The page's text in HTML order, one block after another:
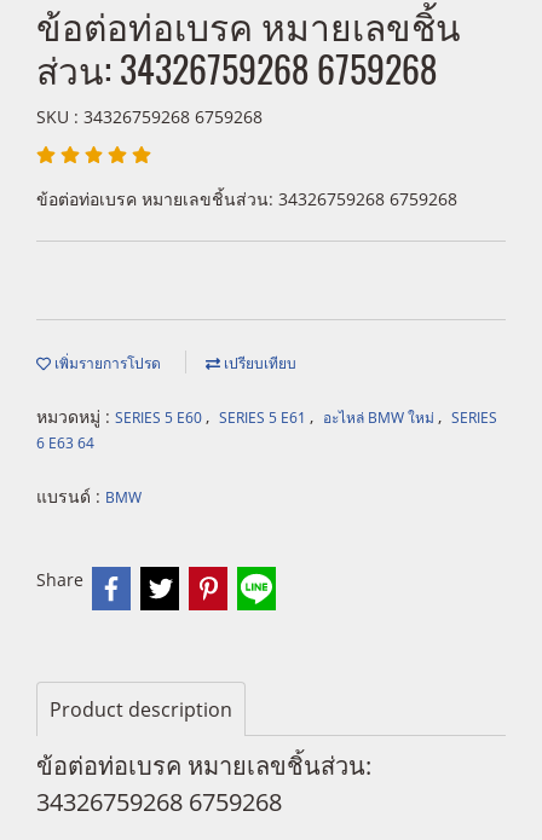
ข้อต่อท่อเบรค หมายเลขชิ้น
ส่วน: 34326759268 6759268
SKU : 34326759268 6759268
ข้อต่อท่อเบรค หมายเลขชิ้นส่วน: 34326759268 6759268
เพิ่มรายการโปรด เปรียบเทียบ
หมวดหมู่ : SERIES 5 E60, SERIES 5 E61 , อะไหล่ BMW ใหม่ , SERIES
6 E63 64
แบรนด์ : BMW
Share
Product description
ข้อต่อท่อเบรค หมายเลขชิ้นส่วน:
34326759268 6759268